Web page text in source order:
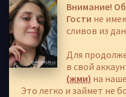
Внимание!
Гости не
сливов из
Для
в свой
(жми) на
Это легко и займет не